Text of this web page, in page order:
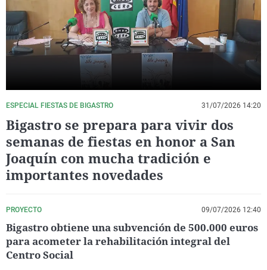
La rosa de los vientos
Gente viajera
Como el perro y el
Caso
Retornados
Equipo de
Operación Viuda
Extremadura
Galicia
La Rioja
País Vasco
Virales
Televisión
Elecciones
ESPECIAL FIESTAS DE BIGASTRO 31/07/2026 14:20
Bigastro se prepara para vivir dos
semanas de fiestas en honor a San
Joaquín con mucha tradición e
importantes novedades
PROYECTO 09/07/2026 12:40
Bigastro obtiene una subvención de 500.000 euros
para acometer la rehabilitación integral del
Centro Social